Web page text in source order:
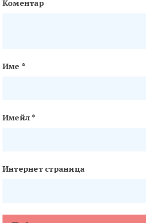
Коментар
Име *
Имейл *
Интернет страница